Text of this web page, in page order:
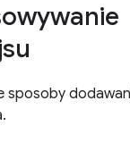
sposoby